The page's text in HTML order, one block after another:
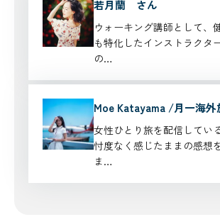
若月蘭 さん
ウォーキング講師として、
も特化したインストラクタ
の…
Moe Katayama /月一海外
女性ひとり旅を配信してい
忖度なく感じたままの感想
ま…